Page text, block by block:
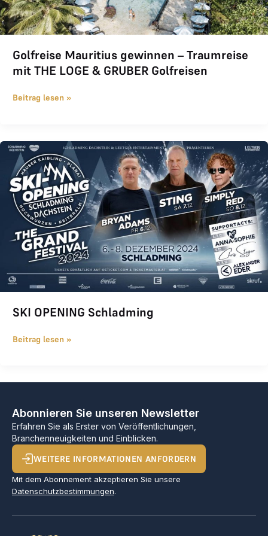
Golfreise Mauritius gewinnen – Traumreise
mit THE LOGE & GRUBER Golfreisen
Beitrag lesen »
SKI OPENING Schladming
SKI OPENING Schladming
Beitrag lesen »
Abonnieren Sie unseren Newsletter
Erfahren Sie als Erster von Veröffentlichungen,
Branchenneuigkeiten und Einblicken.
WEITERE INFORMATIONEN ANFORDERN
Mit dem Abonnement akzeptieren Sie unsere
Datenschutzbestimmungen.